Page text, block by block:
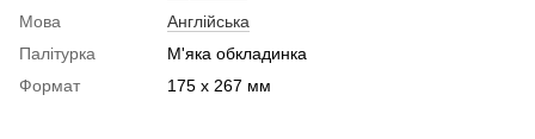
Мова
Англійська
Палітурка
М'яка обкладинка
Формат
175 x 267 мм